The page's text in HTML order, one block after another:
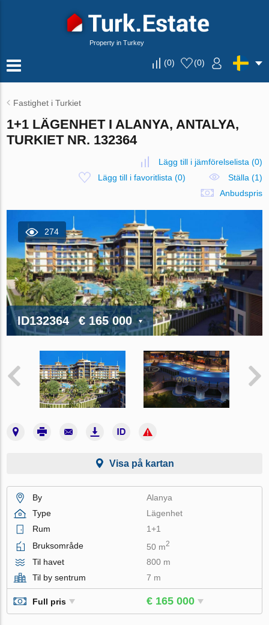
Property in Turkey
(0) (0)
Fastighet i Turkiet
1+1 LÄGENHET I ALANYA, ANTALYA,
TURKIET NR. 132364
Lägg till i jämförelselista (0)
Lägg till i favoritlista (0)
Ställa (1)
Anbudspris
274
ID132364 € 165 000
Visa på kartan
By
Alanya
Type
Lägenhet
Rum
1+1
Bruksområde
50 m2
Til havet
800 m
Til by sentrum
7 m
Full pris € 165 000